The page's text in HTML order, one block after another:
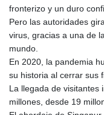
fronterizo y un duro
Pero las autoridades
virus, gracias a una de
mundo.
En 2020, la pandemia
su historia al cerrar sus
La llegada de visitantes
millones, desde 19